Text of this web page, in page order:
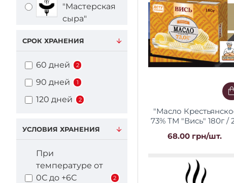
"Мастерская
сыра"
ТМ "БМ"
СРОК ХРАНЕНИЯ
60 дней 2
90 дней 1
120 дней 2
УСЛОВИЯ ХРАНЕНИЯ
При
температуре от
0С до +6С
2
"Масло
73% ТМ "Вись" 180г /
шт Регал
68.00 грн/шт.